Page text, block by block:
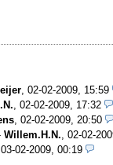
02-02-2009, 15:59
02-02-2009, 17:32
02-02-2009, 20:50
Willem.H.N. 02-02-
03-02-2009, 00:19